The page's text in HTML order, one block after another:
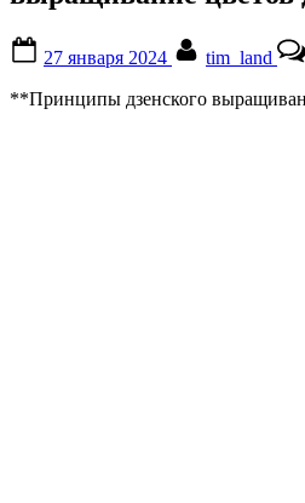
on
27 января 2024 tim_land
**Принципы дзенского